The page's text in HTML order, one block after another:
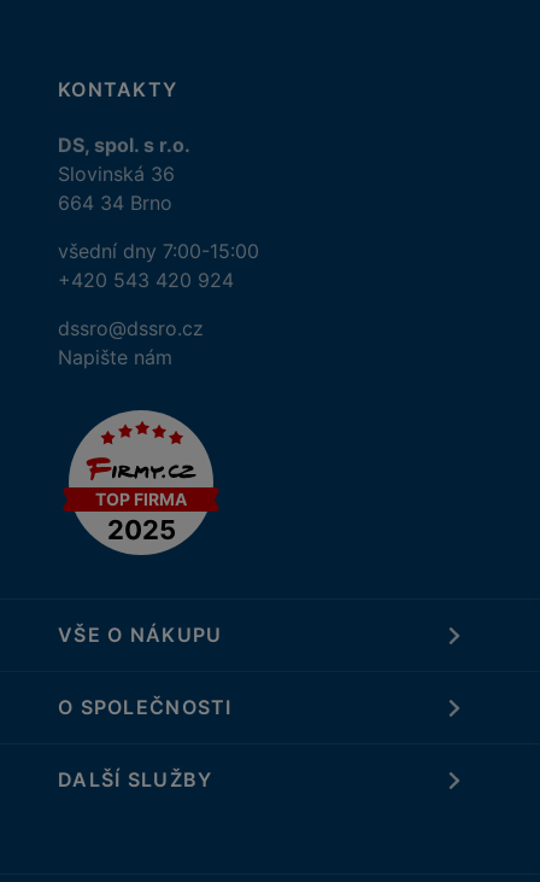
KONTAKTY
DS, spol. s r.o.
Slovinská 36
664 34 Brno
všední dny 7:00-15:00
+420 543 420 924
dssro@dssro.cz
Napište nám
VŠE O NÁKUPU
O SPOLEČNOSTI
DALŠÍ SLUŽBY